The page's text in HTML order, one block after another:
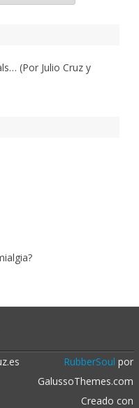
(Por Julio Cruz y
RubberSoul por
GalussoThemes.com
Creado con